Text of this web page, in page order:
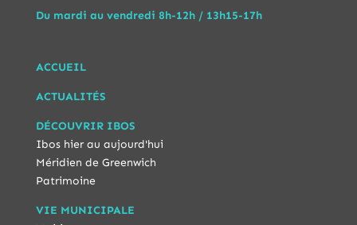
Du mardi au vendredi 8h-12h / 13h15-17h
ACCUEIL
ACTUALITÉS
DÉCOUVRIR IBOS
Ibos hier au aujourd'hui
Méridien de Greenwich
Patrimoine
VIE MUNICIPALE